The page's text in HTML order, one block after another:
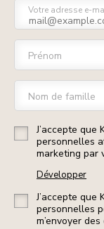
Votre adresse e-
Prénom
Nom de famille
J’accepte que
personnelles
marketing par
Développer
J’accepte que
personnelles
m’envoyer